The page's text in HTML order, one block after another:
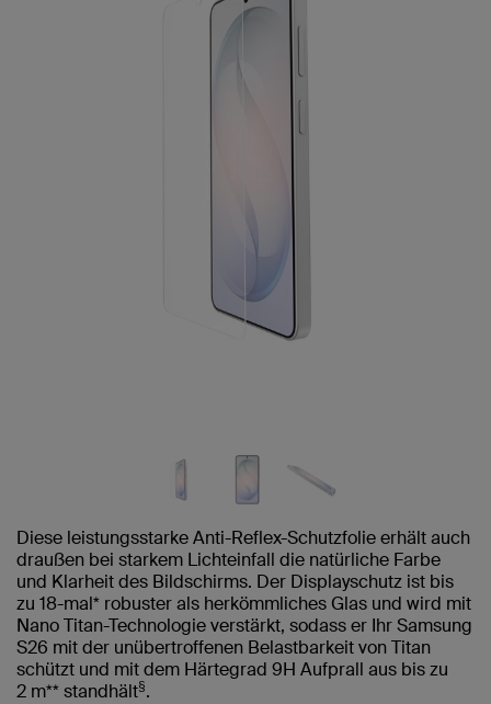
Diese leistungsstarke Anti-Reflex-Schutzfolie erhält auch
draußen bei starkem Lichteinfall die natürliche Farbe
und Klarheit des Bildschirms. Der Displayschutz ist bis
zu 18-mal* robuster als herkömmliches Glas und wird mit
Nano Titan-Technologie verstärkt, sodass er Ihr Samsung
S26 mit der unübertroffenen Belastbarkeit von Titan
schützt und mit dem Härtegrad 9H Aufprall aus bis zu
2 m** standhält§.